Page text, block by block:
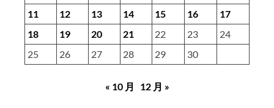
11
12 13 14 15 16
17
18
19 20 21 22 23
24
25
26 27 28 29 30
« 10 月 12 月 »